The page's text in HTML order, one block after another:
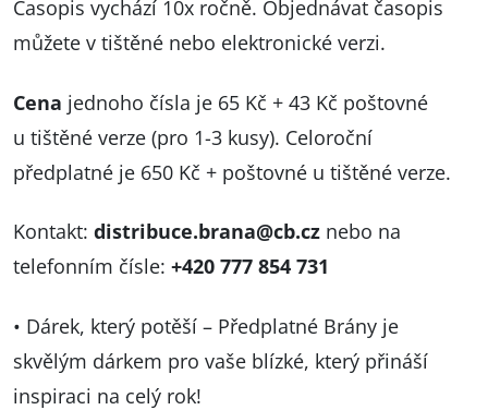
Časopis vychází 10x ročně. Objednávat časopis
můžete v tištěné nebo elektronické verzi.
Cena jednoho čísla je 65 Kč + 43 Kč poštovné
u tištěné verze (pro 1-3 kusy). Celoroční
předplatné je 650 Kč + poštovné u tištěné verze.
Kontakt: distribuce.brana@cb.cz nebo na
telefonním čísle: +420 777 854 731
• Dárek, který potěší – Předplatné Brány je
skvělým dárkem pro vaše blízké, který přináší
inspiraci na celý rok!